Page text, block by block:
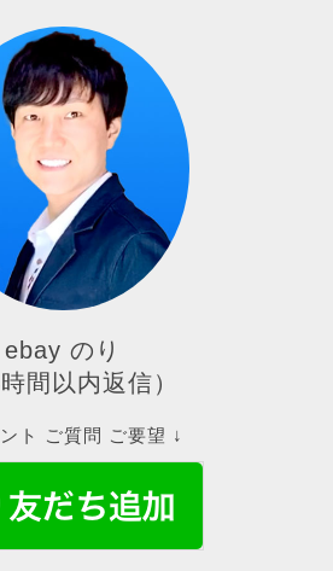
ebay のり
時間以内返信）
ト ご質問 ご要望 ↓